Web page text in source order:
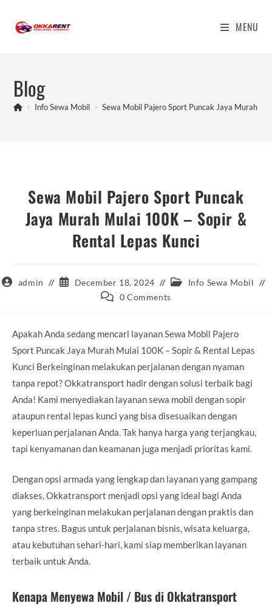
content
MENU
Blog
> Info Sewa Mobil > Sewa Mobil Pajero Sport Puncak Jaya Murah
Sewa Mobil Pajero Sport Puncak
Jaya Murah Mulai 100K – Sopir &
Rental Lepas Kunci
Postadmin
Post
published:
December 18, 2024
Post Info Sewa Mobil
Post 0 Comments
Apakah Anda sedang mencari layanan Sewa Mobil Pajero
Sport Puncak Jaya Murah Mulai 100K – Sopir & Rental Lepas
Kunci Berkeinginan melakukan perjalanan dengan nyaman
tanpa repot? Okkatransport hadir dengan solusi terbaik bagi
Anda! Kami menyediakan layanan sewa mobil dengan sopir
ataupun rental lepas kunci yang bisa disesuaikan dengan
keperluan perjalanan Anda. Tak hanya harga yang terjangkau,
tapi kenyamanan dan keamanan juga menjadi prioritas kami.
Dengan opsi armada yang lengkap dan layanan yang gampang
diakses, Okkatransport menjadi opsi yang ideal bagi Anda
yang berkeinginan melakukan perjalanan dengan praktis dan
tanpa stres. Bagus untuk perjalanan bisnis, wisata keluarga,
atau kebutuhan sehari-hari, kami siap memberikan layanan
terbaik untuk Anda.
Kenapa Menyewa Mobil / Bus di Okkatransport